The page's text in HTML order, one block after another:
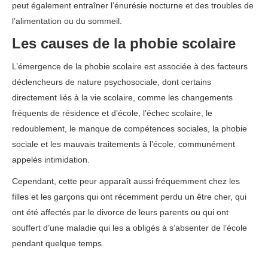
peut également entraîner l’énurésie nocturne et des troubles de
l’alimentation ou du sommeil.
Les causes de la phobie scolaire
L’émergence de la phobie scolaire est associée à des facteurs
déclencheurs de nature psychosociale, dont certains
directement liés à la vie scolaire, comme les changements
fréquents de résidence et d’école, l’échec scolaire, le
redoublement, le manque de compétences sociales, la phobie
sociale et les mauvais traitements à l’école, communément
appelés intimidation.
Cependant, cette peur apparaît aussi fréquemment chez les
filles et les garçons qui ont récemment perdu un être cher, qui
ont été affectés par le divorce de leurs parents ou qui ont
souffert d’une maladie qui les a obligés à s’absenter de l’école
pendant quelque temps.